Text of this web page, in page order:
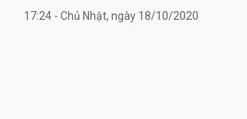
17:24 - Chủ Nhật, ngày 18/10/2020